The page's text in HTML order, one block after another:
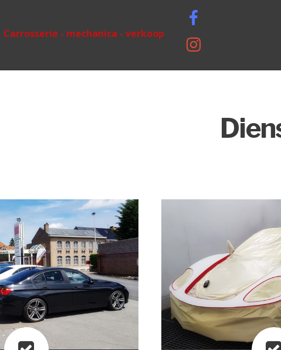
Carrosserie - mechanica - verkoop